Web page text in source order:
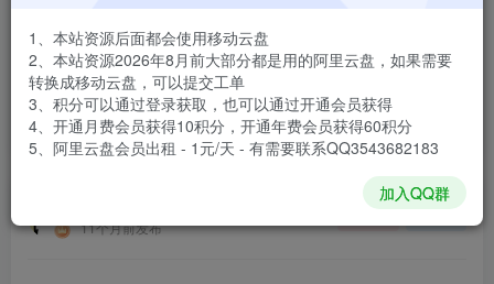
免费
登录购买
安装包大小
游戏本体大小
3.85 GB
11个月前发布
1、本站资源后面都会使用移动云盘
2、本站资源2026年8月前大部分都是用的阿里云盘，如果需要
转换成移动云盘，可以提交工单
3、积分可以通过登录获取，也可以通过开通会员获得
4、开通月费会员获得10积分，开通年费会员获得60积分
5、阿里云盘会员出租 - 1元/天 - 有需要联系QQ3543682183
加入QQ群